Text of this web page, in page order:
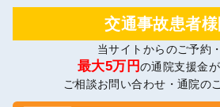
交通事故患者様
当サイトからのご予約
最大5万円の通院支援金が
ご相談お問い合わせ・通院の